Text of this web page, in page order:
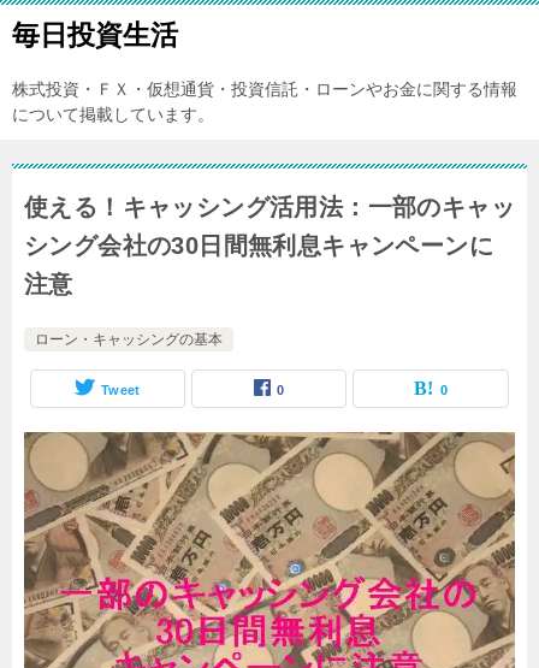
毎日投資生活
株式投資・ＦＸ・仮想通貨・投資信託・ローンやお金に関する情報
について掲載しています。
使える！キャッシング活用法：一部のキャッ
シング会社の30日間無利息キャンペーンに
注意
ローン・キャッシングの基本
Tweet 0 0